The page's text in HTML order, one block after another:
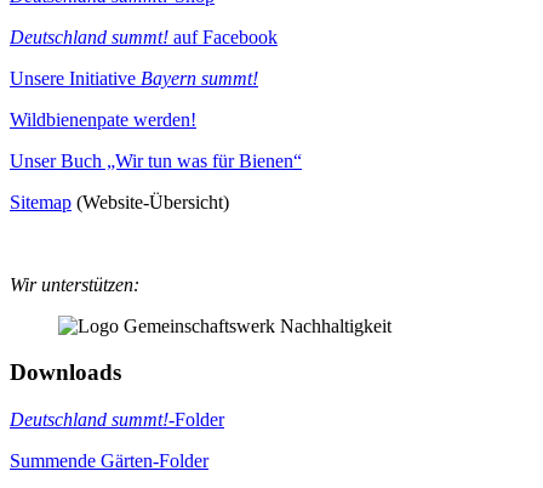
Deutschland summt! auf Facebook
Unsere Initiative Bayern summt!
Wildbienenpate werden!
Unser Buch „Wir tun was für Bienen“
Sitemap (Website-Übersicht)
Wir unterstützen:
Downloads
Deutschland summt!-Folder
Summende Gärten-Folder